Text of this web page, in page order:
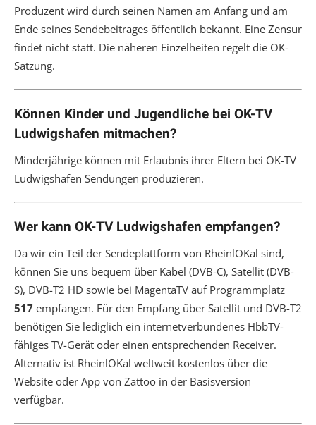
Produzent wird durch seinen Namen am Anfang und am
Ende seines Sendebeitrages öffentlich bekannt. Eine Zensur
findet nicht statt. Die näheren Einzelheiten regelt die OK-
Satzung.
Können Kinder und Jugendliche bei OK-TV
Ludwigshafen mitmachen?
Minderjährige können mit Erlaubnis ihrer Eltern bei OK-TV
Ludwigshafen Sendungen produzieren.
Wer kann OK-TV Ludwigshafen empfangen?
Da wir ein Teil der Sendeplattform von RheinlOKal sind,
können Sie uns bequem über Kabel (DVB-C), Satellit (DVB-
S), DVB-T2 HD sowie bei MagentaTV auf Programmplatz
517 empfangen. Für den Empfang über Satellit und DVB-T2
benötigen Sie lediglich ein internetverbundenes HbbTV-
fähiges TV-Gerät oder einen entsprechenden Receiver.
Alternativ ist RheinlOKal weltweit kostenlos über die
Website oder App von Zattoo in der Basisversion
verfügbar.